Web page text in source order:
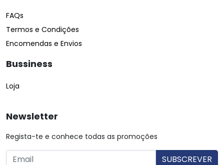
FAQs
Termos e Condições
Encomendas e Envios
Bussiness
Loja
Newsletter
Regista-te e conhece todas as promoções